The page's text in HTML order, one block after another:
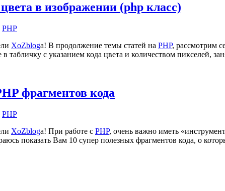
в изображении (php класс)
PHP
XoZblogа! В продолжение темы статей на PHP, рассмотрим
табличку с указанием кода цвета и количеством пикселей,
фрагментов кода
PHP
XoZblogа! При работе с PHP, очень важно иметь
показать Вам 10 супер полезных фрагментов кода, о